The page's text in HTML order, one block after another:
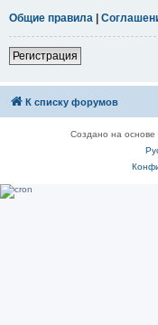
Общие правила |
Регистрация
К списку форумов
Создано на основе